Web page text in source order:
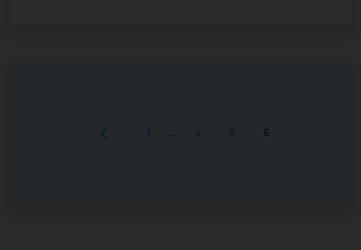
… 6